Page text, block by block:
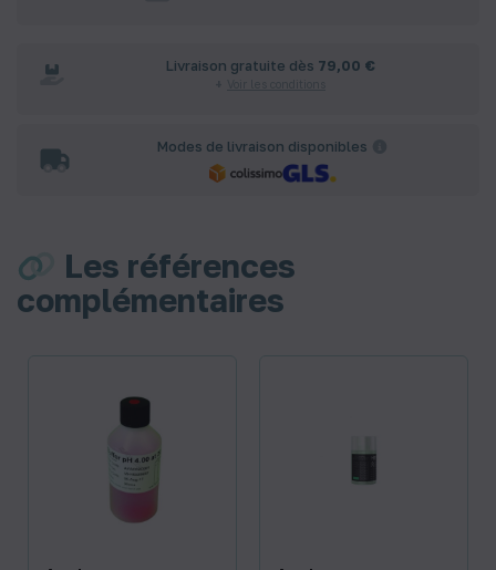
Livraison gratuite dès 79,00 €
Modes de livraison disponibles
Les références
complémentaires